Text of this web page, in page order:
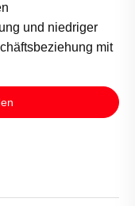
und niedriger
mit